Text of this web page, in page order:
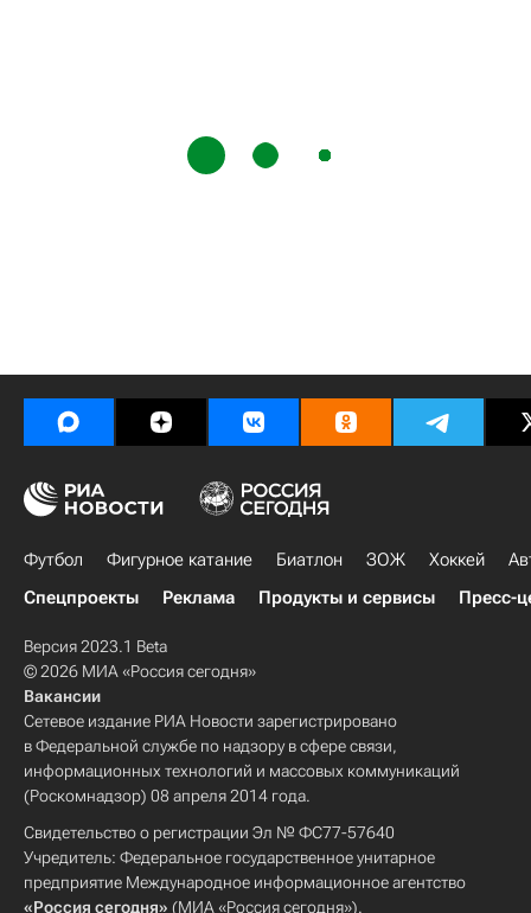
Футбол Фигурное катание Биатлон ЗОЖ Хоккей
Спецпроекты
Реклама Продукты и сервисы Пресс-
Версия 2023.1 Beta
© 2026 МИА «Россия сегодня»
Вакансии
Сетевое издание РИА Новости зарегистрировано
в Федеральной службе по надзору в сфере связи,
информационных технологий и массовых коммуникаций
(Роскомнадзор) 08 апреля 2014 года.
Свидетельство о регистрации Эл № ФС77-57640
Учредитель: Федеральное государственное унитарное
предприятие Международное информационное агентство
«Россия сегодня» (МИА «Россия сегодня»).